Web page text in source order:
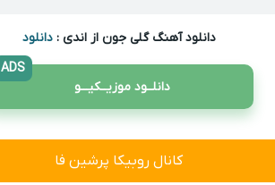
دانلود آهنگ گلی جون از اندی :دانلود
دانلــود موزیــکیـــو
ADS
کانال روبیکا پرشین فا